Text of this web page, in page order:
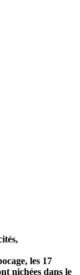
les 17
nichées dans le